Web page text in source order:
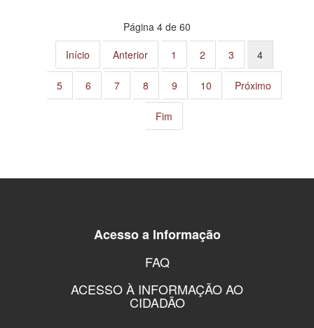
Página 4 de 60
Início
Anterior 1 2 3 4
5 6 7 8 9 10 Próximo
Fim
Acesso a Informação
FAQ
ACESSO À INFORMAÇÃO AO
CIDADÃO